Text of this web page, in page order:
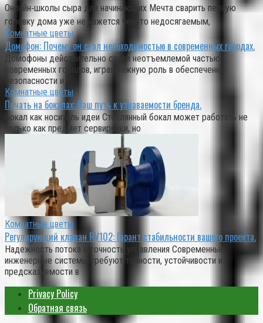
Онлайн‑школы сыра для начинающих Мечта сварить первую
головку дома уже не кажется чем‑то недосягаемым,
Комнатные цветы
Домофон: Почему он стал необходимостью в современных городах.
Домофоны действительно стали неотъемлемой частью
современных городов, играя важную роль в обеспечении
безопасности и
Комнатные цветы
Печать на бокалах: Ваш путь к узнаваемости бренда.
Бокал как носитель идеи Стеклянный бокал может работать не
только как предмет сервировки, но
Комнатные цветы
Регулирующий клапан RV102: Гарант стабильности вашего проекта.
Надежность потока и точность управления Современные
инженерные системы требуют точности, устойчивости и
предсказуемости в
Privacy Policy
Обратная связь